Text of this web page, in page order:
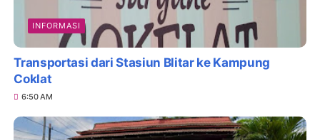
INFORMASI
Transportasi dari Stasiun Blitar ke Kampung
Coklat
6:50 AM